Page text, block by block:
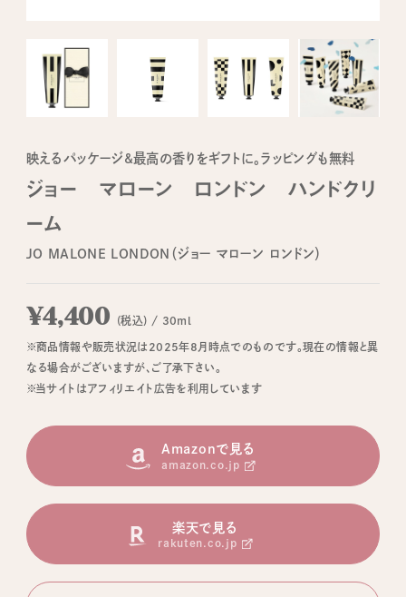
映えるパッケージ&最高の香りをギフトに。ラッピングも無料
ジョー マローン ロンドン ハンドクリ
ーム
JO MALONE LONDON（ジョー マローン ロンドン）
¥4,400 (税込) / 30ml
※商品情報や販売状況は2025年8月時点でのものです。現在の情報と異
なる場合がございますが、ご了承下さい。
※当サイトはアフィリエイト広告を利用しています
Amazonで見る
amazon.co.jp
楽天で見る
rakuten.co.jp